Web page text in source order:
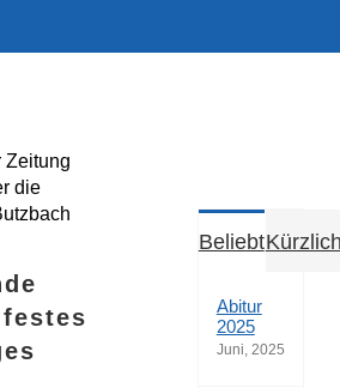
Zeitung
die
Beliebt
Abitur
2025
Juni, 2025